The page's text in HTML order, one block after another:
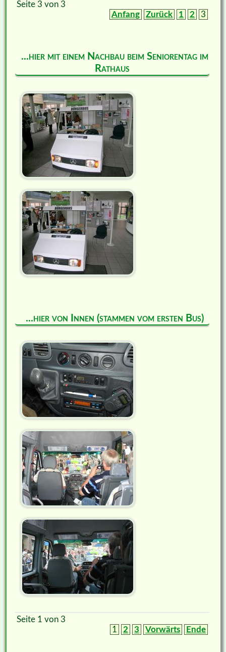
Seite 3 von 3
Anfang
Zurück 1 2 3
...hier mit einem Nachbau beim Seniorentag im
Rathaus
...hier von Innen (stammen vom ersten Bus)
Seite 1 von 3
1
2 3 Vorwärts Ende